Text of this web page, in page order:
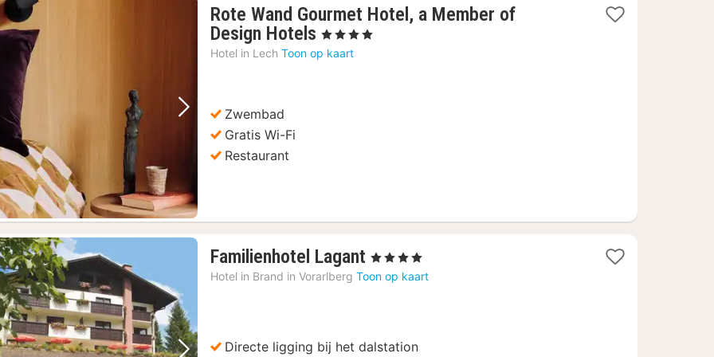
Vorige foto Volgende foto
Rote Wand Gourmet Hotel, a Member of
Design Hotels 1
nacht
, 4 Sterren
Hotel in Lech Toon op kaart
Zwembad
Gratis Wi-Fi
Restaurant
Familienhotel Lagant 1
nacht
, 4 Sterren
Hotel in Brand in Vorarlberg Toon op kaart
Directe ligging bij het dalstation